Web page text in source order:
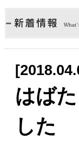
はば
した